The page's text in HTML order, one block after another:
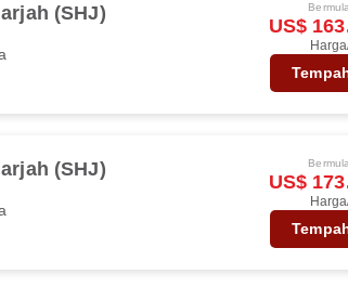
(SHJ)
US$
(SHJ)
US$